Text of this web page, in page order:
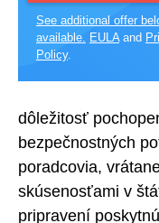
See additional offer
available. EULAand
Policy.
dôležitosť
bezpečnostných
poradcovia,
skúsenosťami v
pripravení